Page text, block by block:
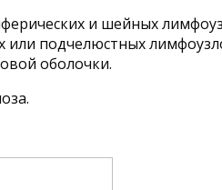
и шейных
или подчелюстных
оболочки.